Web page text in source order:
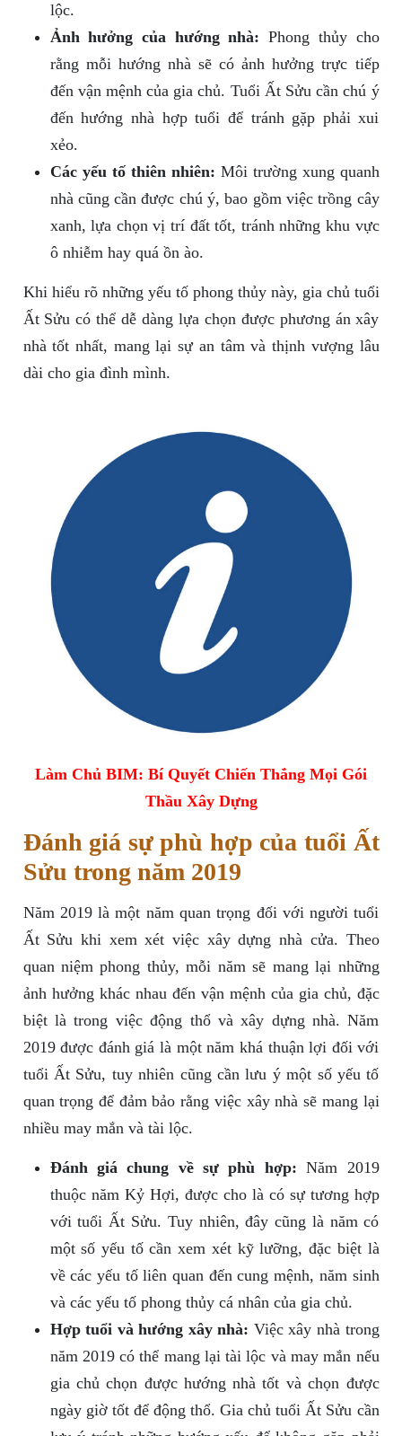
lộc.
Ảnh hưởng của hướng nhà: Phong thủy cho
rằng mỗi hướng nhà sẽ có ảnh hưởng trực tiếp
đến vận mệnh của gia chủ. Tuổi Ất Sửu cần chú ý
đến hướng nhà hợp tuổi để tránh gặp phải xui
xẻo.
Các yếu tố thiên nhiên: Môi trường xung quanh
nhà cũng cần được chú ý, bao gồm việc trồng cây
xanh, lựa chọn vị trí đất tốt, tránh những khu vực
ô nhiễm hay quá ồn ào.
Khi hiểu rõ những yếu tố phong thủy này, gia chủ tuổi
Ất Sửu có thể dễ dàng lựa chọn được phương án xây
nhà tốt nhất, mang lại sự an tâm và thịnh vượng lâu
dài cho gia đình mình.
Làm Chủ BIM: Bí Quyết Chiến Thắng Mọi Gói
Thầu Xây Dựng
Đánh giá sự phù hợp của tuổi Ất
Sửu trong năm 2019
Năm 2019 là một năm quan trọng đối với người tuổi
Ất Sửu khi xem xét việc xây dựng nhà cửa. Theo
quan niệm phong thủy, mỗi năm sẽ mang lại những
ảnh hưởng khác nhau đến vận mệnh của gia chủ, đặc
biệt là trong việc động thổ và xây dựng nhà. Năm
2019 được đánh giá là một năm khá thuận lợi đối với
tuổi Ất Sửu, tuy nhiên cũng cần lưu ý một số yếu tố
quan trọng để đảm bảo rằng việc xây nhà sẽ mang lại
nhiều may mắn và tài lộc.
Đánh giá chung về sự phù hợp: Năm 2019
thuộc năm Kỷ Hợi, được cho là có sự tương hợp
với tuổi Ất Sửu. Tuy nhiên, đây cũng là năm có
một số yếu tố cần xem xét kỹ lưỡng, đặc biệt là
về các yếu tố liên quan đến cung mệnh, năm sinh
và các yếu tố phong thủy cá nhân của gia chủ.
Hợp tuổi và hướng xây nhà: Việc xây nhà trong
năm 2019 có thể mang lại tài lộc và may mắn nếu
gia chủ chọn được hướng nhà tốt và chọn được
ngày giờ tốt để động thổ. Gia chủ tuổi Ất Sửu cần